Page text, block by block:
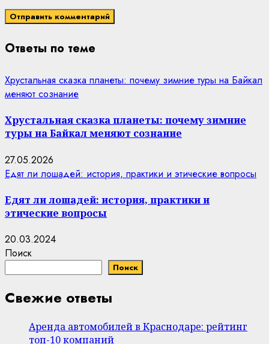
Ответы по теме
Хрустальная сказка планеты: почему зимние туры на Байкал
меняют сознание
Хрустальная сказка планеты: почему зимние
туры на Байкал меняют сознание
27.05.2026
Едят ли лошадей: история, практики и этические вопросы
Едят ли лошадей: история, практики и
этические вопросы
20.03.2024
Поиск
Поиск
Свежие ответы
Аренда автомобилей в Краснодаре: рейтинг
топ-10 компаний